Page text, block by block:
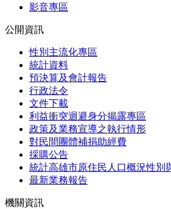
影音專區
公開資訊
性別主流化專區
統計資料
預決算及會計報告
行政法令
文件下載
利益衝突迴避身分揭露專區
政策及業務宣導之執行情形
對民間團體補捐助經費
採購公告
統計高雄市原住民人口概況性別
最新業務報告
機關資訊